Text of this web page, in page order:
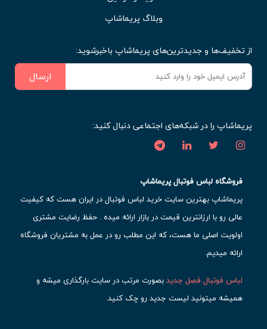
وبلاگ پریماشاپ
از تخفیف‌ها و جدیدترین‌های پریماشاپ باخبرشوید:
ارسال
پریماشاپ را در شبکه‌های اجتماعی دنبال کنید:
فروشگاه لباس فوتبال پریماشاپ
پریماشاپ بهترین سایت خرید لباس فوتبال در ایران هست که کیفیت
عالی رو با ارزانترین قیمت در بازار ارائه میده . حفظ رضایت مشتری
اولویت اصلی ما هست، که این مطلب رو در عمل به مشتریان فروشگاه
ارائه میدیم.
لباس فوتبال فصل جدیدبصورت مرتب در سایت بارگذاری میشه و
همیشه میتونید لیست جدید رو چک کنید.